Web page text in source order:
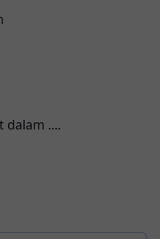
dalam ....